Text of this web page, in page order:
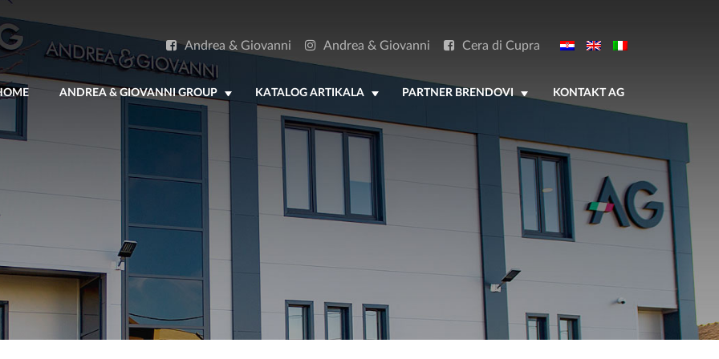
Andrea & Giovanni Andrea & Giovanni Cera di Cupra
ANDREA & GIOVANNI GROUP KATALOG ARTIKALA PARTNER BRENDOVI KONTAKT AG